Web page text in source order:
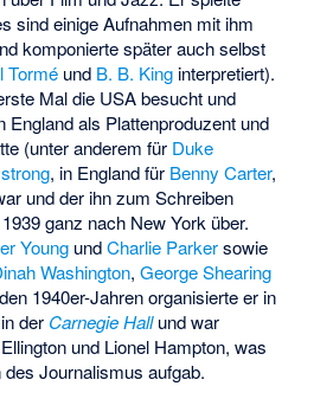
sind einige Aufnahmen mit ihm
komponierte später auch selbst
Tormé und B. B. King interpretiert).
Mal die USA besucht und
England als Plattenproduzent und
(unter anderem für Duke
, in England für Benny Carter,
und der ihn zum Schreiben
ganz nach New York über.
Young undCharlie Parkersowie
Washington,George Shearing
1940er-Jahren organisierte er in
der Carnegie Hallund war
und Lionel Hampton, was
Journalismus aufgab.